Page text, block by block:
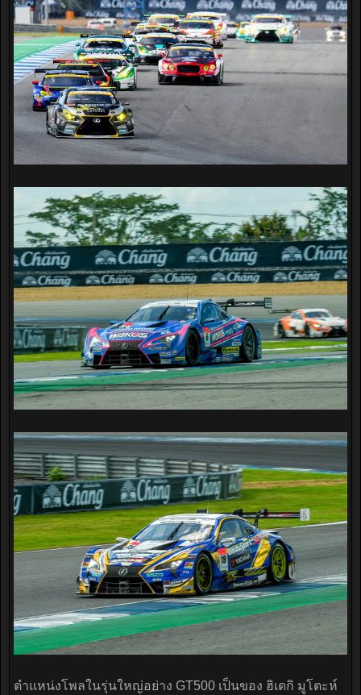
ตำแหน่งโพลในรุ่นใหญ่อย่าง GT500 เป็นของ ฮิเดกิ มูโตะห์